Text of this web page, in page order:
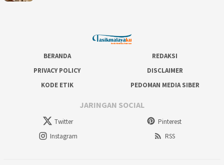
BERANDA
REDAKSI
PRIVACY POLICY
DISCLAIMER
KODE ETIK
PEDOMAN MEDIA SIBER
JARINGAN SOCIAL
Twitter
Pinterest
Instagram
RSS